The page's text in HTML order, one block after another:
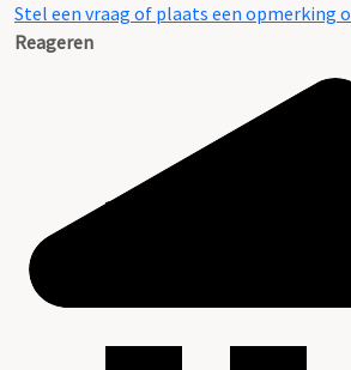
Stel een vraag of plaats een opmerking
Reageren